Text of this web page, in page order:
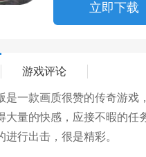
立即下载
游戏评论
是一款画质很赞的传奇游
大量的快感，应接不暇的任
进行出击，很是精彩。